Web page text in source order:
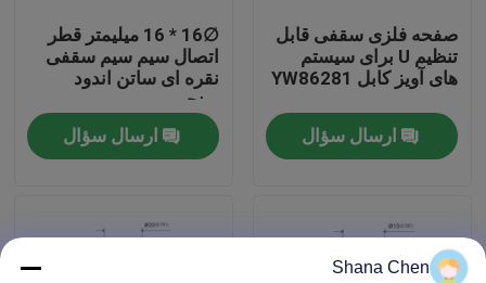
درباره ما
تور کارخانه
با ما تماس بگیرید
صفحه فلزی سقفی قابل
تنظیم U برای سیستم
های آویز کابل YW86281
ارسال سؤال
∅16 * 16 میلیمتر قطر
اتصال سیم سیم سقفی
نقره ای ساتن اندود
برنجی
ارسال سؤال
Shana Chen